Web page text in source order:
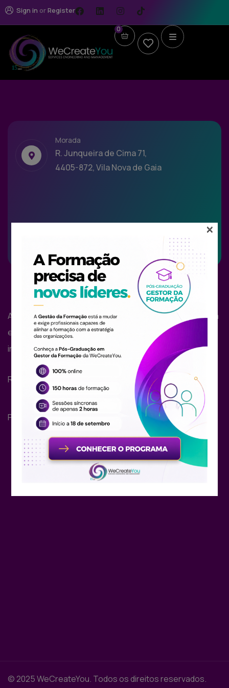
Sign in orRegister
0
Morada
R. Junqueira de Cima 71,
4405-872, Vila Nova de Gaia
A WeCreateYou é uma empresa de serviços, engenharia
e gestão, focada na criação de soluções disruptivas e
inovadoras com base tecnológica.
Redes Sociais:
Pagamentos
© 2025 WeCreateYou. Todos os direitos reservados.
×